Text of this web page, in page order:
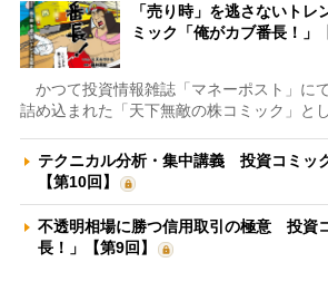
「売り時」を逃さないト
ミック「俺がカブ番長！」
かつて投資情報雑誌「マネーポスト」に
詰め込まれた「天下無敵の株コミック」と
テクニカル分析・集中講義 投資コミッ
【第10回】
不透明相場に勝つ信用取引の極意 投資
長！」【第9回】